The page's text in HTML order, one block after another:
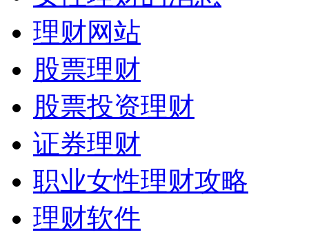
理财网站
股票理财
股票投资理财
证券理财
职业女性理财攻略
理财软件